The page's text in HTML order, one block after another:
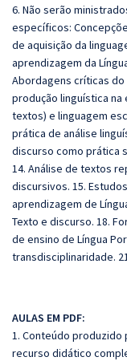
6. Não serão
específicos:
de aquisição da
aprendizagem da
Abordagens críticas do
produção linguística na
textos) e linguagem
prática de análise
discurso como prática
14. Análise de textos
discursivos. 15.
aprendizagem de
Texto e discurso. 18.
de ensino de Língua
transdisciplinaridade.
AULAS EM PDF:
1. Conteúdo
recurso didático